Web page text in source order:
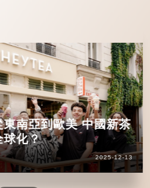
南亞到歐美 中國新茶
球化？
2025-12-13